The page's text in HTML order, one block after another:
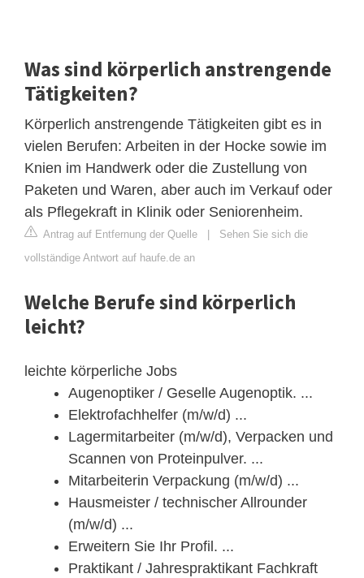
Was sind körperlich anstrengende
Tätigkeiten?
Körperlich anstrengende Tätigkeiten gibt es in
vielen Berufen: Arbeiten in der Hocke sowie im
Knien im Handwerk oder die Zustellung von
Paketen und Waren, aber auch im Verkauf oder
als Pflegekraft in Klinik oder Seniorenheim.
Antrag auf Entfernung der Quelle
Sehen Sie sich die
vollständige Antwort auf haufe.de an
Welche Berufe sind körperlich
leicht?
leichte körperliche Jobs
Augenoptiker / Geselle Augenoptik. ...
Elektrofachhelfer (m/w/d) ...
Lagermitarbeiter (m/w/d), Verpacken und
Scannen von Proteinpulver. ...
Mitarbeiterin Verpackung (m/w/d) ...
Hausmeister / technischer Allrounder
(m/w/d) ...
Erweitern Sie Ihr Profil. ...
Praktikant / Jahrespraktikant Fachkraft